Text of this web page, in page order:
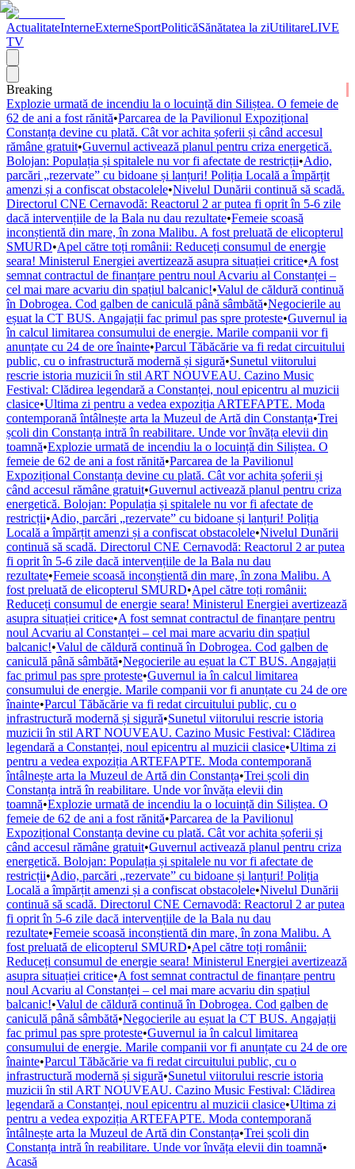
ActualitateInterneExterneSportPoliticăSănătatea la ziUtilitareLIVE
TV
Breaking
Explozie urmată de incendiu la o locuință din Siliștea. O femeie de
62 de ani a fost rănită•Parcarea de la Pavilionul Expozițional
Constanța devine cu plată. Cât vor achita șoferii și când accesul
rămâne gratuit•Guvernul activează planul pentru criza energetică.
Bolojan: Populația și spitalele nu vor fi afectate de restricții•Adio,
parcări „rezervate” cu bidoane și lanțuri! Poliția Locală a împărțit
amenzi și a confiscat obstacolele•Nivelul Dunării continuă să scadă.
Directorul CNE Cernavodă: Reactorul 2 ar putea fi oprit în 5-6 zile
dacă intervențiile de la Bala nu dau rezultate•Femeie scoasă
inconștientă din mare, în zona Malibu. A fost preluată de elicopterul
SMURD•Apel către toți românii: Reduceți consumul de energie
seara! Ministerul Energiei avertizează asupra situației critice•A fost
semnat contractul de finanțare pentru noul Acvariu al Constanței –
cel mai mare acvariu din spațiul balcanic!•Valul de căldură continuă
în Dobrogea. Cod galben de caniculă până sâmbătă•Negocierile au
eșuat la CT BUS. Angajații fac primul pas spre proteste•Guvernul ia
în calcul limitarea consumului de energie. Marile companii vor fi
anunțate cu 24 de ore înainte•Parcul Tăbăcărie va fi redat circuitului
public, cu o infrastructură modernă și sigură•Sunetul viitorului
rescrie istoria muzicii în stil ART NOUVEAU. Cazino Music
Festival: Clădirea legendară a Constanței, noul epicentru al muzicii
clasice•Ultima zi pentru a vedea expoziția ARTEFAPTE. Moda
contemporană întâlnește arta la Muzeul de Artă din Constanța•Trei
școli din Constanța intră în reabilitare. Unde vor învăța elevii din
toamnă•Explozie urmată de incendiu la o locuință din Siliștea. O
femeie de 62 de ani a fost rănită•Parcarea de la Pavilionul
Expozițional Constanța devine cu plată. Cât vor achita șoferii și
când accesul rămâne gratuit•Guvernul activează planul pentru criza
energetică. Bolojan: Populația și spitalele nu vor fi afectate de
restricții•Adio, parcări „rezervate” cu bidoane și lanțuri! Poliția
Locală a împărțit amenzi și a confiscat obstacolele•Nivelul Dunării
continuă să scadă. Directorul CNE Cernavodă: Reactorul 2 ar putea
fi oprit în 5-6 zile dacă intervențiile de la Bala nu dau
rezultate•Femeie scoasă inconștientă din mare, în zona Malibu. A
fost preluată de elicopterul SMURD•Apel către toți românii:
Reduceți consumul de energie seara! Ministerul Energiei avertizează
asupra situației critice•A fost semnat contractul de finanțare pentru
noul Acvariu al Constanței – cel mai mare acvariu din spațiul
balcanic!•Valul de căldură continuă în Dobrogea. Cod galben de
caniculă până sâmbătă•Negocierile au eșuat la CT BUS. Angajații
fac primul pas spre proteste•Guvernul ia în calcul limitarea
consumului de energie. Marile companii vor fi anunțate cu 24 de ore
înainte•Parcul Tăbăcărie va fi redat circuitului public, cu o
infrastructură modernă și sigură•Sunetul viitorului rescrie istoria
muzicii în stil ART NOUVEAU. Cazino Music Festival: Clădirea
legendară a Constanței, noul epicentru al muzicii clasice•Ultima zi
pentru a vedea expoziția ARTEFAPTE. Moda contemporană
întâlnește arta la Muzeul de Artă din Constanța•Trei școli din
Constanța intră în reabilitare. Unde vor învăța elevii din
toamnă•Explozie urmată de incendiu la o locuință din Siliștea. O
femeie de 62 de ani a fost rănită•Parcarea de la Pavilionul
Expozițional Constanța devine cu plată. Cât vor achita șoferii și
când accesul rămâne gratuit•Guvernul activează planul pentru criza
energetică. Bolojan: Populația și spitalele nu vor fi afectate de
restricții•Adio, parcări „rezervate” cu bidoane și lanțuri! Poliția
Locală a împărțit amenzi și a confiscat obstacolele•Nivelul Dunării
continuă să scadă. Directorul CNE Cernavodă: Reactorul 2 ar putea
fi oprit în 5-6 zile dacă intervențiile de la Bala nu dau
rezultate•Femeie scoasă inconștientă din mare, în zona Malibu. A
fost preluată de elicopterul SMURD•Apel către toți românii:
Reduceți consumul de energie seara! Ministerul Energiei avertizează
asupra situației critice•A fost semnat contractul de finanțare pentru
noul Acvariu al Constanței – cel mai mare acvariu din spațiul
balcanic!•Valul de căldură continuă în Dobrogea. Cod galben de
caniculă până sâmbătă•Negocierile au eșuat la CT BUS. Angajații
fac primul pas spre proteste•Guvernul ia în calcul limitarea
consumului de energie. Marile companii vor fi anunțate cu 24 de ore
înainte•Parcul Tăbăcărie va fi redat circuitului public, cu o
infrastructură modernă și sigură•Sunetul viitorului rescrie istoria
muzicii în stil ART NOUVEAU. Cazino Music Festival: Clădirea
legendară a Constanței, noul epicentru al muzicii clasice•Ultima zi
pentru a vedea expoziția ARTEFAPTE. Moda contemporană
întâlnește arta la Muzeul de Artă din Constanța•Trei școli din
Constanța intră în reabilitare. Unde vor învăța elevii din toamnă•
Acasă